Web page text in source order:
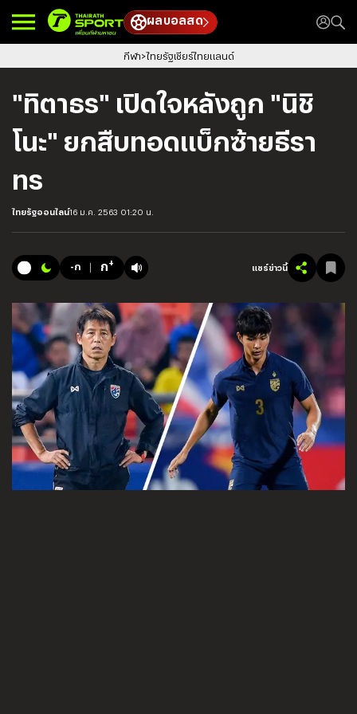
ผลบอลสด
กีฬา ไทยรัฐเชียร์ไทยแลนด์
"ทิตาธร" เปิดใจหลังถูก "นิชิ
โนะ" ยกสืบทอดแบ็กซ้ายธีรา
ทร
ไทยรัฐออนไลน์16 ม.ค. 2563 01:20 น.
-ก ก+ แชร์ข่าวนี้